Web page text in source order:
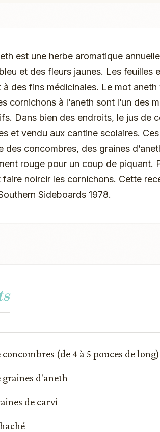
est une herbe aromatique
et des fleurs jaunes. Les feuilles
à des fins médicinales. Le mot
cornichons à l’aneth sont l’un des
Dans bien des endroits, le jus de
et vendu aux cantine scolaires.
des concombres, des graines
rouge pour un coup de piquant.
noircir les cornichons. Cette
Sideboards 1978.
(de 4 à 5 pouces de long)
graines d'aneth
de carvi